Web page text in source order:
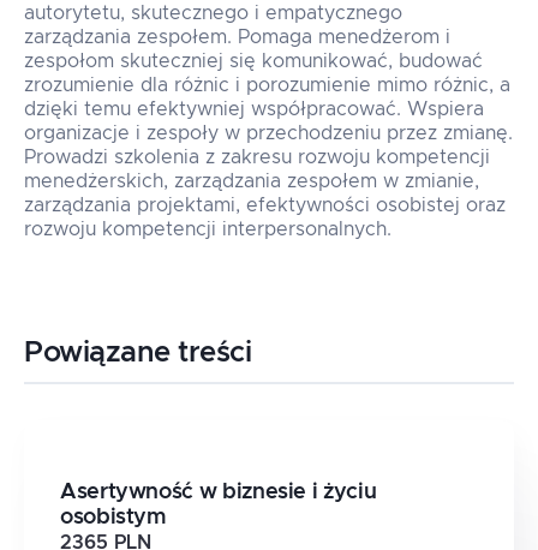
autorytetu, skutecznego i empatycznego
zarządzania zespołem. Pomaga menedżerom i
zespołom skuteczniej się komunikować, budować
zrozumienie dla różnic i porozumienie mimo różnic, a
dzięki temu efektywniej współpracować. Wspiera
organizacje i zespoły w przechodzeniu przez zmianę.
Prowadzi szkolenia z zakresu rozwoju kompetencji
menedżerskich, zarządzania zespołem w zmianie,
zarządzania projektami, efektywności osobistej oraz
rozwoju kompetencji interpersonalnych.
Powiązane treści
Asertywność w biznesie i życiu
osobistym
2365 PLN